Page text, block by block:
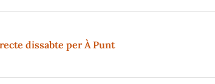
dissabte per À Punt